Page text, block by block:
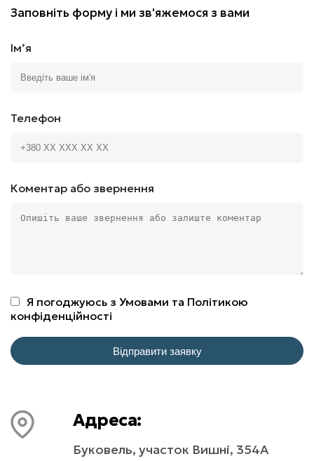
Заповніть форму і ми зв'яжемося з вами
Імʼя
Телефон
Коментар або звернення
Я погоджуюсь з Умовами та Політикою
конфіденційності
Відправити заявку
Адреса:
Буковель, участок Вишні, 354А